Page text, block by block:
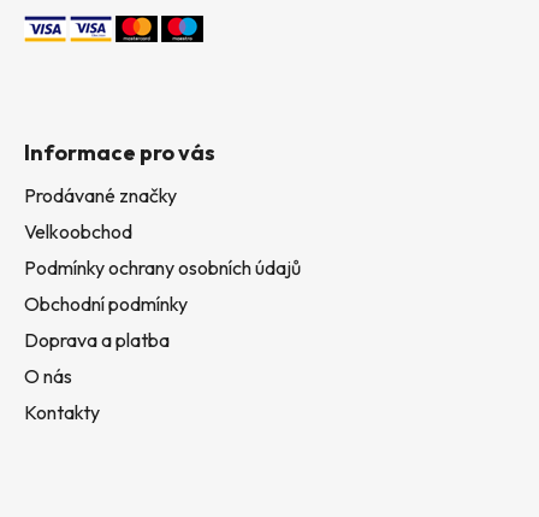
Informace pro vás
Prodávané značky
Velkoobchod
Podmínky ochrany osobních údajů
Obchodní podmínky
Doprava a platba
O nás
Kontakty